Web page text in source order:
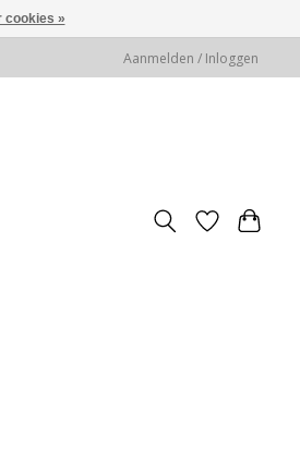
Aanmelden / Inloggen
cookies »